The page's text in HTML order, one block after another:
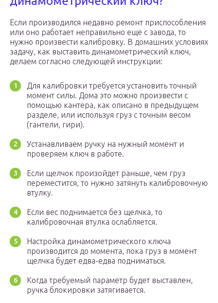
Если производился недавно ремонт приспособления
или оно работает неправильно еще с завода, то
нужно произвести калибровку. В домашних условиях
задачу, как выставить динамометрический ключ,
делаем согласно следующей инструкции:
Для калибровки требуется установить точный
момент силы. Дома это можно произвести с
помощью кантера, как описано в предыдущем
разделе, или используя груз с точным весом
(гантели, гири).
Устанавливаем ручку на нужный момент и
проверяем ключ в работе.
Если щелчок произойдет раньше, чем груз
переместится, то нужно затянуть калибровочную
втулку.
Если вес поднимается без щелчка, то
калибровочная втулка ослабляется.
Настройка динамометрического ключа
производится до момента, пока груз в момент
щелчка будет едва-едва подниматься.
Когда требуемый параметр будет выставлен,
ручка блокировки затягивается.